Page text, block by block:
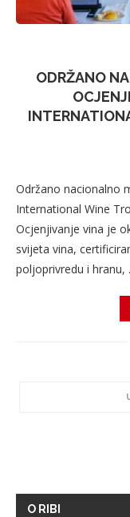
ODRŽANO
Održano nacionalno
International Wine
Ocjenjivanje vina je
svijeta vina,
poljoprivredu i hranu,
O RIBI